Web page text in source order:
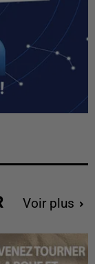
Voir plus